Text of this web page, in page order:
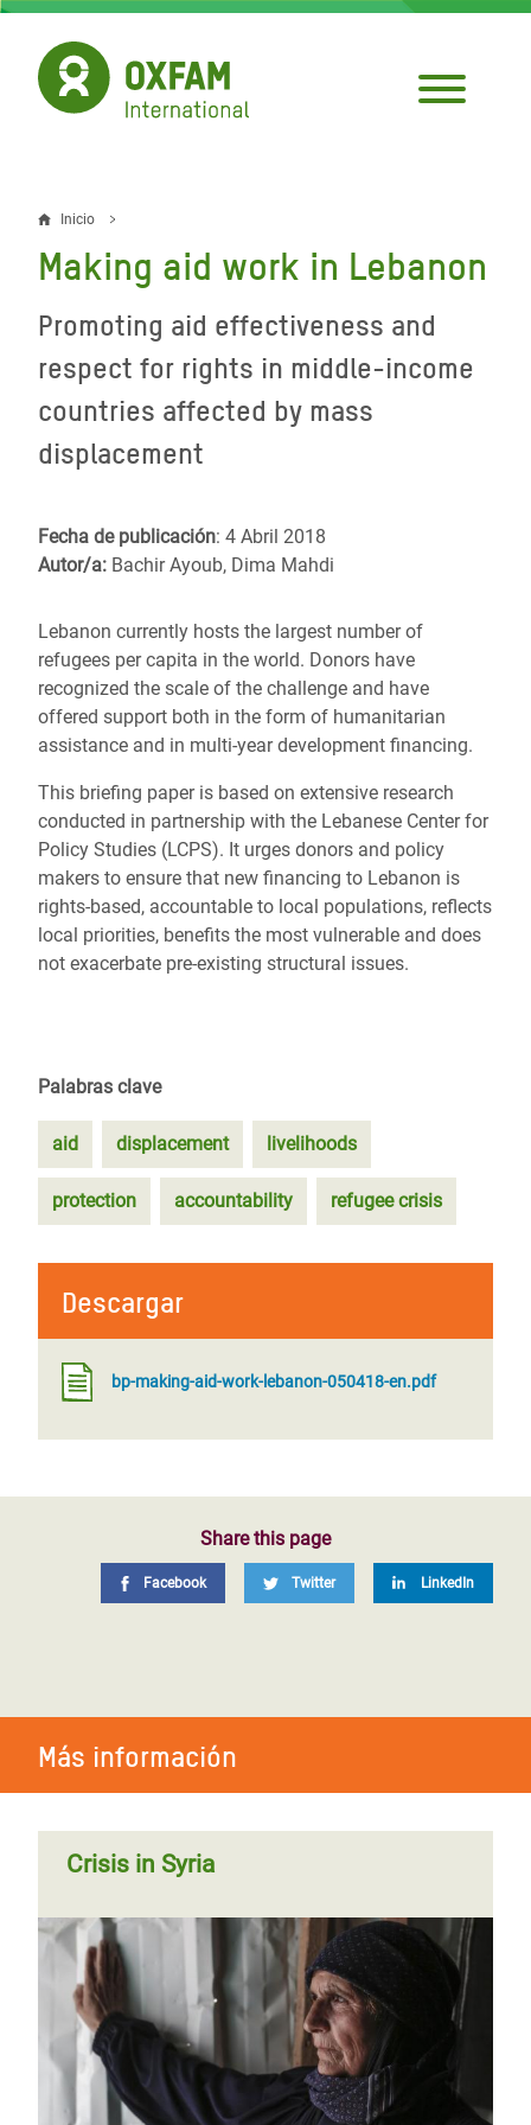
Pasar
contenido
principal
Sobrescribir
enlaces
de
ayuda
a
la
Inicio
Making aid work in Lebanon
Promoting aid effectiveness and
respect for rights in middle-income
countries affected by mass
displacement
Fecha de publicación: 4 Abril 2018
Autor/a: Bachir Ayoub, Dima Mahdi
Lebanon currently hosts the largest number of
refugees per capita in the world. Donors have
recognized the scale of the challenge and have
offered support both in the form of humanitarian
assistance and in multi-year development financing.
This briefing paper is based on extensive research
conducted in partnership with the Lebanese Center for
Policy Studies (LCPS). It urges donors and policy
makers to ensure that new financing to Lebanon is
rights-based, accountable to local populations, reflects
local priorities, benefits the most vulnerable and does
not exacerbate pre-existing structural issues.
Palabras clave
aid displacement livelihoods
protection accountability refugee crisis
Descargar
bp-making-aid-work-lebanon-050418-en.pdf
Share this page
Facebook Twitter LinkedIn
Más información
Crisis in Syria